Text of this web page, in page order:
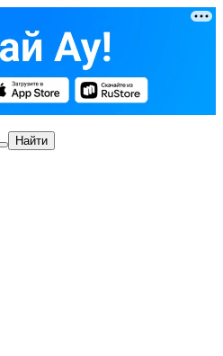
Найти